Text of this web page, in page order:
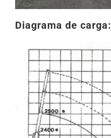
Diagrama de carga: